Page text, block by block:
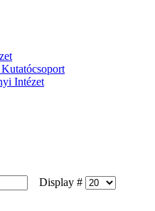
Intézet
Display #